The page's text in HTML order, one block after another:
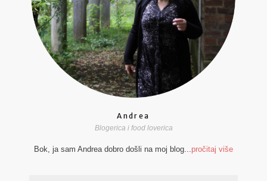
Andrea
Blogerica i food loverica
Bok, ja sam Andrea dobro došli na moj blog... pročitaj više